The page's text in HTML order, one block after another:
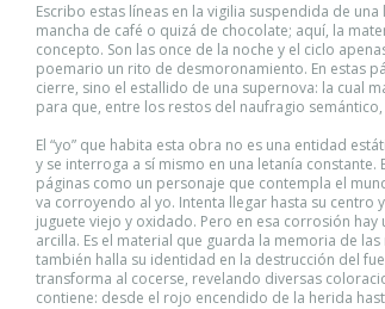
Escribo estas líneas en la vigilia suspendida de
mancha de café o quizá de chocolate; aquí, la
concepto. Son las once de la noche y el ciclo
poemario un rito de desmoronamiento. En estas
cierre, sino el estallido de una supernova: la cual
para que, entre los restos del naufragio
El “yo” que habita esta obra no es una entidad
y se interroga a sí mismo en una letanía constante.
páginas como un personaje que contempla el
va corroyendo al yo. Intenta llegar hasta su centro
juguete viejo y oxidado. Pero en esa corrosión hay
arcilla. Es el material que guarda la memoria de
también halla su identidad en la destrucción del
transforma al cocerse, revelando diversas
contiene: desde el rojo encendido de la herida